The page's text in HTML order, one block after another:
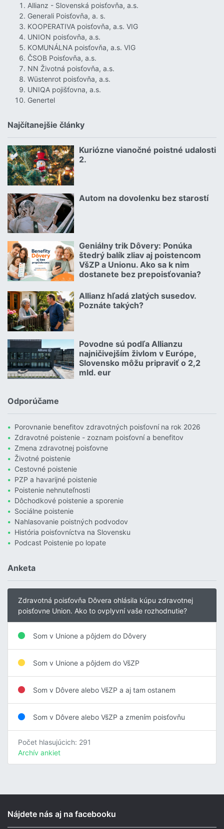
Allianz - Slovenská poisťovňa, a.s.
Generali Poisťovňa, a. s.
KOOPERATIVA poisťovňa, a.s. VIG
UNION poisťovňa, a.s.
KOMUNÁLNA poisťovňa, a.s. VIG
ČSOB Poisťovňa, a.s.
NN Životná poisťovňa, a.s.
Wüstenrot poisťovňa, a.s.
UNIQA pojišťovna, a.s.
Genertel
Najčítanejšie články
Kuriózne vianočné poistné udalosti
2.
18.12.2024 | | redakcia
Autom na dovolenku bez starostí
02.07.2026 |
Geniálny trik Dôvery: Ponúka
štedrý balík zliav aj poistencom
VšZP a Unionu. Ako sa k nim
dostanete bez prepoisťovania?
06.07.2026 | | redakcia
Allianz hľadá zlatých susedov.
Poznáte takých?
08.07.2026 |
Povodne sú podľa Allianzu
najničivejším živlom v Európe,
Slovensko môžu pripraviť o 2,2
mld. eur
23.07.2026 |
Odporúčame
Porovnanie benefitov zdravotných poisťovní na rok 2026
Zdravotné poistenie - zoznam poisťovní a benefitov
Zmena zdravotnej poisťovne
Životné poistenie
Cestovné poistenie
PZP a havarijné poistenie
Poistenie nehnuteľnosti
Dôchodkové poistenie a sporenie
Sociálne poistenie
Nahlasovanie poistných podvodov
História poisťovníctva na Slovensku
Podcast Poistenie po lopate
Anketa
Zdravotná poisťovňa Dôvera ohlásila kúpu zdravotnej
poisťovne Union. Ako to ovplyvní vaše rozhodnutie?
Som v Unione a pôjdem do Dôvery
Som v Unione a pôjdem do VšZP
Som v Dôvere alebo VšZP a aj tam ostanem
Som v Dôvere alebo VšZP a zmením poisťovňu
Počet hlasujúcich: 291
Archív ankiet
Nájdete nás aj na facebooku